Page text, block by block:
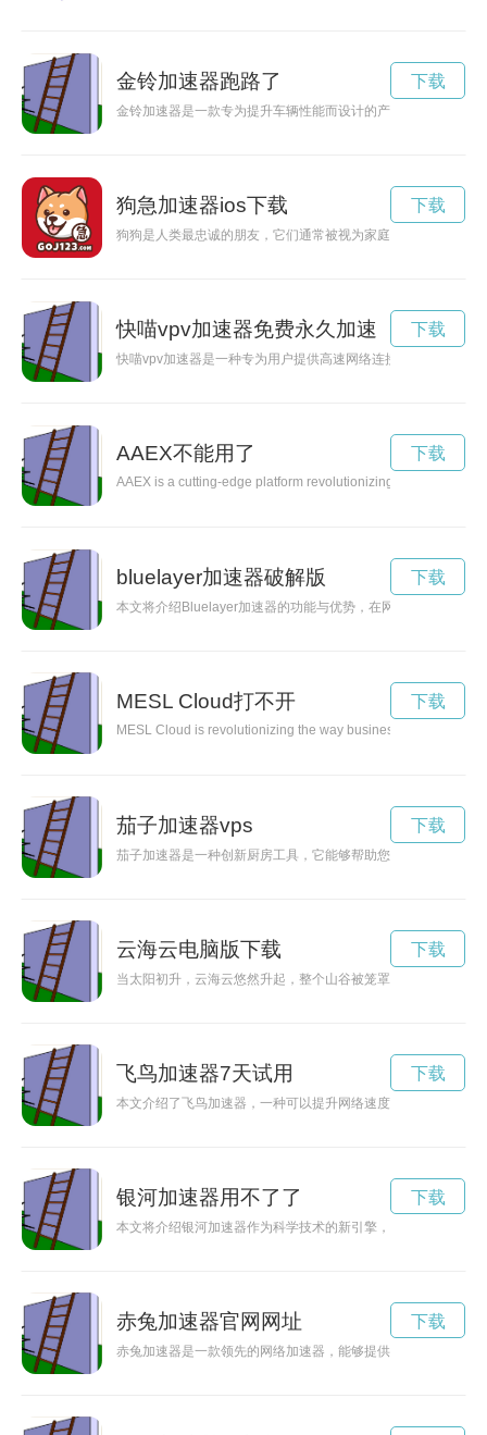
金铃加速器跑路了
金铃加速器是一款专为提升车辆性能而设计的产品，可以让你
下载
狗急加速器ios下载
狗狗是人类最忠诚的朋友，它们通常被视为家庭成员。然而，
下载
快喵vpv加速器免费永久加速
快喵vpv加速器是一种专为用户提供高速网络连接的工具。通过
下载
AAEX不能用了
AAEX is a cutting-edge platform revolutionizing the way
下载
bluelayer加速器破解版
本文将介绍Bluelayer加速器的功能与优势，在网络连接中提供
下载
MESL Cloud打不开
MESL Cloud is revolutionizing the way businesses approach
下载
茄子加速器vps
茄子加速器是一种创新厨房工具，它能够帮助您快速、方便地
下载
云海云电脑版下载
当太阳初升，云海云悠然升起，整个山谷被笼罩在薄雾之中，
下载
飞鸟加速器7天试用
本文介绍了飞鸟加速器，一种可以提升网络速度和畅享网络世
下载
银河加速器用不了了
本文将介绍银河加速器作为科学技术的新引擎，如何加速知识
下载
赤兔加速器官网网址
赤兔加速器是一款领先的网络加速器，能够提供高效的网络加
下载